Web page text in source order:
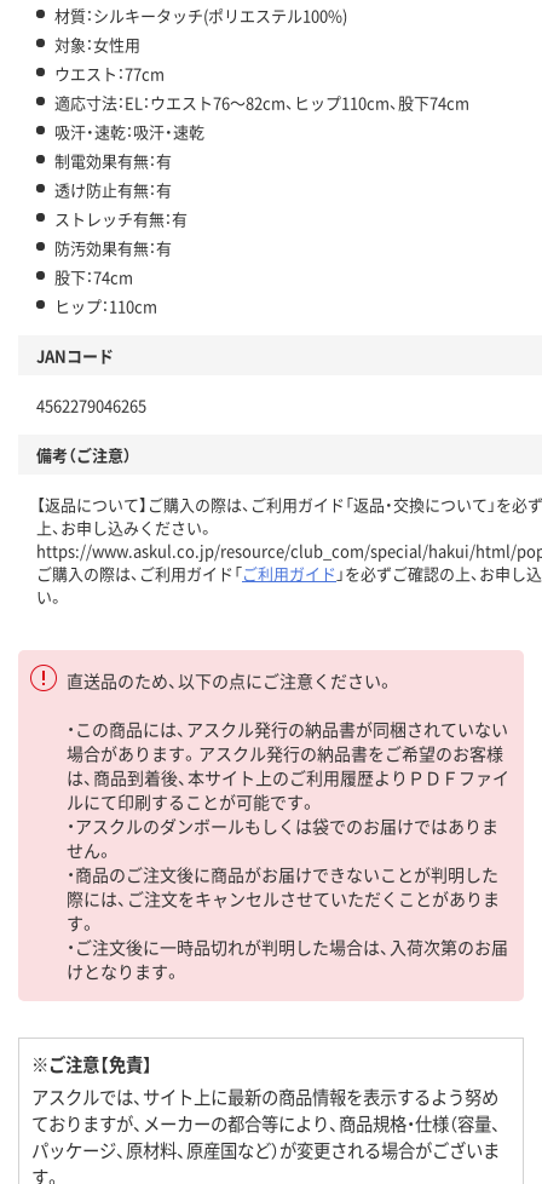
材質：シルキータッチ(ポリエステル100%)
対象：女性用
ウエスト：77cm
適応寸法：EL：ウエスト76～82cm、ヒップ110cm、股下74cm
吸汗・速乾：吸汗・速乾
制電効果有無：有
透け防止有無：有
ストレッチ有無：有
防汚効果有無：有
股下：74cm
ヒップ：110cm
JANコード
4562279046265
備考（ご注意）
【返品について】ご購入の際は、ご利用ガイド「返品・交換について」を必
上、お申し込みください。
https://www.askul.co.jp/resource/club_com/special/hakui/html/
ご購入の際は、ご利用ガイド「ご利用ガイド 」を必ずご確認の上、お申し
い。
直送品のため、以下の点にご注意ください。
・この商品には、アスクル発行の納品書が同梱されていない
場合があります。アスクル発行の納品書をご希望のお客様
は、商品到着後、本サイト上のご利用履歴よりＰＤＦファイ
ルにて印刷することが可能です。
・アスクルのダンボールもしくは袋でのお届けではありま
せん。
・商品のご注文後に商品がお届けできないことが判明した
際には、ご注文をキャンセルさせていただくことがありま
す。
・ご注文後に一時品切れが判明した場合は、入荷次第のお届
けとなります。
※ご注意【免責】
アスクルでは、サイト上に最新の商品情報を表示するよう努め
ておりますが、メーカーの都合等により、商品規格・仕様（容量、
パッケージ、原材料、原産国など）が変更される場合がございま
す。